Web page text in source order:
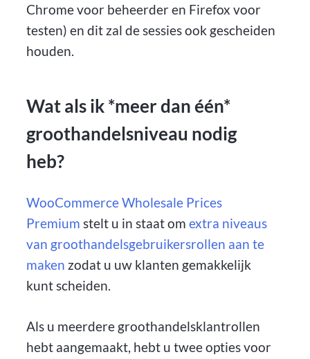
Chrome voor beheerder en Firefox voor
testen) en dit zal de sessies ook gescheiden
houden.
Wat als ik *meer dan één*
groothandelsniveau nodig
heb?
WooCommerce Wholesale Prices
Premium stelt u in staat omextra niveaus
van groothandelsgebruikersrollen aan te
maken zodat u uw klanten gemakkelijk
kunt scheiden.
Als u meerdere groothandelsklantrollen
hebt aangemaakt, hebt u twee opties voor